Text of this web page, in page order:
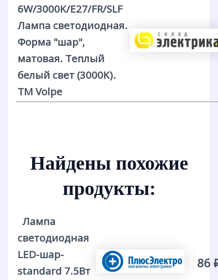
6W/3000K/E27/FR/SLF
Лампа светодиодная.
Форма "шар",
матовая. Теплый
белый свет (3000K).
ТМ Volpe
Найдены похожие
продукты:
Лампа
светодиодная
LED-шар-
standard 7.5Вт
86